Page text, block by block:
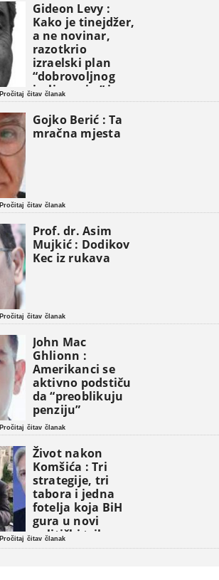
Gideon Levy :
Kako je tinejdžer,
a ne novinar,
razotkrio
izraelski plan
“dobrovoljnog
iseljavanja ” iz
Gaze
Pročitaj čitav članak
Gojko Berić : Ta
mračna mjesta
Pročitaj čitav članak
Prof. dr. Asim
Mujkić : Dodikov
Kec iz rukava
Pročitaj čitav članak
John Mac
Ghlionn :
Amerikanci se
aktivno podstiču
da “preoblikuju
penziju”
Pročitaj čitav članak
Život nakon
Komšića : Tri
strategije, tri
tabora i jedna
fotelja koja BiH
gura u novi
politički triler
Pročitaj čitav članak